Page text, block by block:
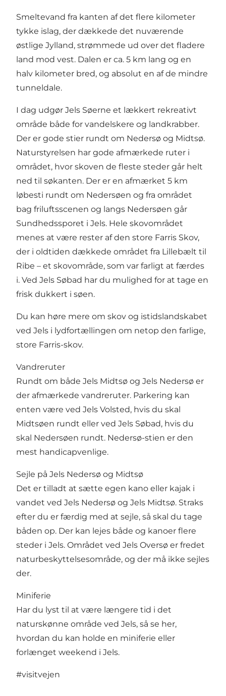
Smeltevand fra kanten af det flere kilometer
tykke islag, der dækkede det nuværende
østlige Jylland, strømmede ud over det fladere
land mod vest. Dalen er ca. 5 km lang og en
halv kilometer bred, og absolut en af de mindre
tunneldale.
I dag udgør Jels Søerne et lækkert rekreativt
område både for vandelskere og landkrabber.
Der er gode stier rundt om Nedersø og Midtsø.
Naturstyrelsen har gode afmærkede ruter i
området, hvor skoven de fleste steder går helt
ned til søkanten. Der er en afmærket 5 km
løbesti rundt om Nedersøen og fra området
bag friluftsscenen og langs Nedersøen går
Sundhedssporet i Jels. Hele skovområdet
menes at være rester af den store Farris Skov,
der i oldtiden dækkede området fra Lillebælt til
Ribe – et skovområde, som var farligt at færdes
i. Ved Jels Søbad har du mulighed for at tage en
frisk dukkert i søen.
Du kan høre mere om skov og istidslandskabet
ved Jels i lydfortællingen om netop den farlige,
store Farris-skov.
Vandreruter
Rundt om både Jels Midtsø og Jels Nedersø er
der afmærkede vandreruter. Parkering kan
enten være ved Jels Volsted, hvis du skal
Midtsøen rundt eller ved Jels Søbad, hvis du
skal Nedersøen rundt. Nedersø-stien er den
mest handicapvenlige.
Sejle på Jels Nedersø og Midtsø
Det er tilladt at sætte egen kano eller kajak i
vandet ved Jels Nedersø og Jels Midtsø. Straks
efter du er færdig med at sejle, så skal du tage
båden op. Der kan lejes både og kanoer flere
steder i Jels. Området ved Jels Oversø er fredet
naturbeskyttelsesområde, og der må ikke sejles
der.
Miniferie
Har du lyst til at være længere tid i det
naturskønne område ved Jels, så se her,
hvordan du kan holde en miniferie eller
forlænget weekend i Jels.
#visitvejen